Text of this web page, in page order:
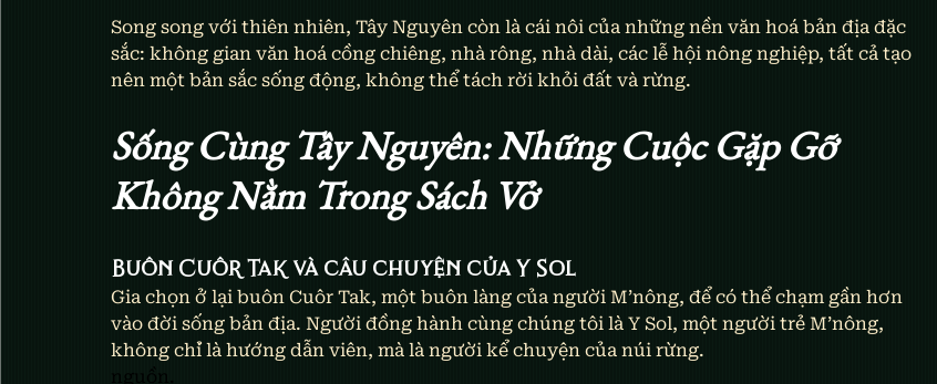
Song song với thiên nhiên, Tây Nguyên còn là cái nôi của những nền văn hoá bản địa đặc
sắc: không gian văn hoá cồng chiêng, nhà rông, nhà dài, các lễ hội nông nghiệp, tất cả tạo
nên một bản sắc sống động, không thể tách rời khỏi đất và rừng.
Sống Cùng Tây Nguyên: Những Cuộc Gặp Gỡ
Không Nằm Trong Sách Vở
Buôn Cuôr Tak và câu chuyện của Y Sol
Gia chọn ở lại buôn Cuôr Tak, một buôn làng của người M’nông, để có thể chạm gần hơn
vào đời sống bản địa. Người đồng hành cùng chúng tôi là Y Sol, một người trẻ M’nông,
không chỉ là hướng dẫn viên, mà là người kể chuyện của núi rừng.
nguồn.